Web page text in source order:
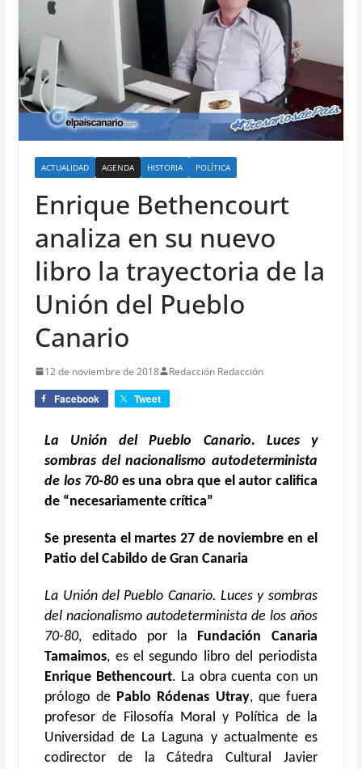
ACTUALIDAD AGENDA HISTORIA POLÍTICA
Enrique Bethencourt
analiza en su nuevo
libro la trayectoria de la
Unión del Pueblo
Canario
12 de noviembre de 2018 Redacción Redacción
Facebook Tweet
La Unión del Pueblo Canario. Luces y
sombras del nacionalismo autodeterminista
de los 70-80 es una obra que el autor califica
de “necesariamente crítica”
Se presenta el martes 27 de noviembre en el
Patio del Cabildo de Gran Canaria
La Unión del Pueblo Canario. Luces y sombras
del nacionalismo autodeterminista de los años
70-80, editado por la Fundación Canaria
Tamaimos, es el segundo libro del periodista
Enrique Bethencourt. La obra cuenta con un
prólogo de Pablo Ródenas Utray, que fuera
profesor de Filosofía Moral y Política de la
Universidad de La Laguna y actualmente es
codirector de la Cátedra Cultural Javier